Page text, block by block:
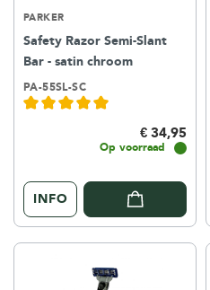
PARKER
Safety Razor Semi-Slant
Bar - satin chroom
PA-55SL-SC
€ 34,95
Op voorraad
INFO